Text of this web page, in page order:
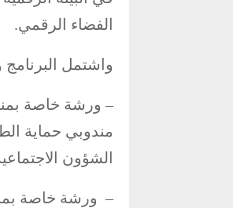
الفضاء الرقمي.
واشتمل البرنامج
– ورشة خاصة
مندوبي حماية
الشؤون الاجتماعية)،
– ورشة خاصة